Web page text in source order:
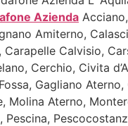
Azienda
Amiterno,
Carapelle Calvisio,
Cerchio, Civita
Gagliano
Molina Aterno,
Pescina,